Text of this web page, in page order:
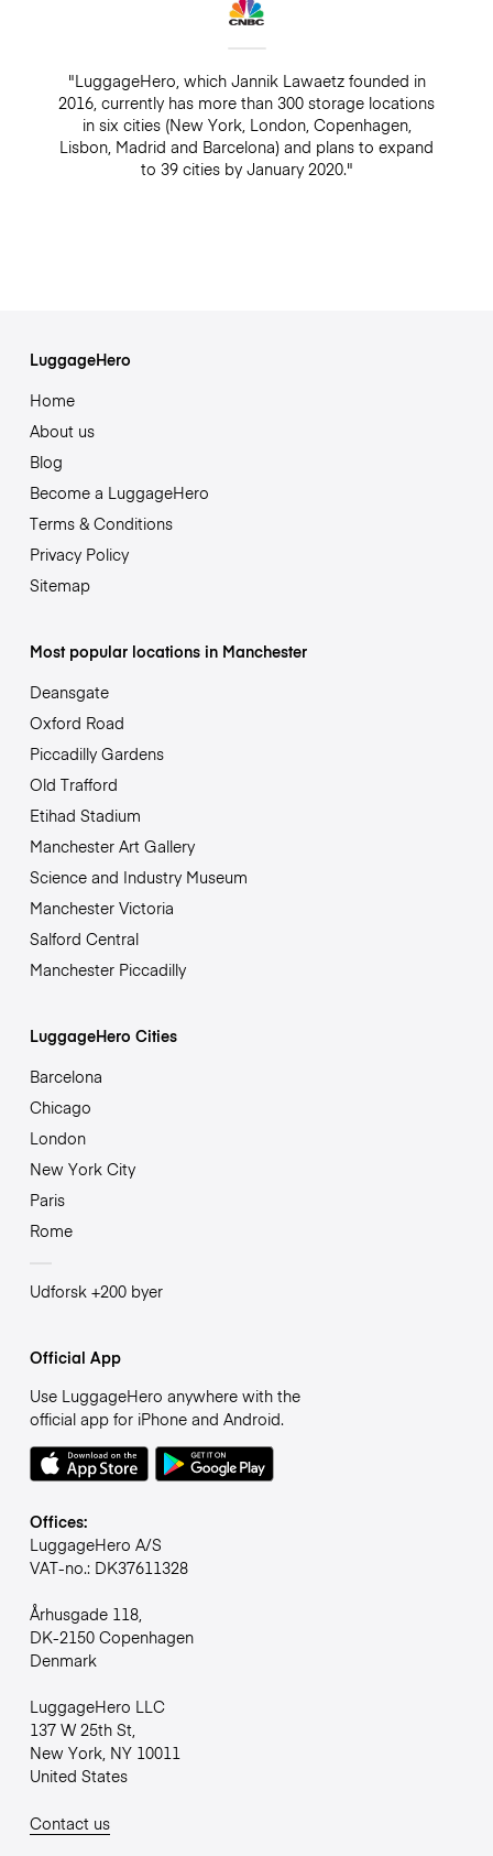
"LuggageHero, which Jannik Lawaetz founded in
2016, currently has more than 300 storage locations
in six cities (New York, London, Copenhagen,
Lisbon, Madrid and Barcelona) and plans to expand
to 39 cities by January 2020."
LuggageHero
Home
About us
Blog
Become a LuggageHero
Terms & Conditions
Privacy Policy
Sitemap
Most popular locations in Manchester
Deansgate
Oxford Road
Piccadilly Gardens
Old Trafford
Etihad Stadium
Manchester Art Gallery
Science and Industry Museum
Manchester Victoria
Salford Central
Manchester Piccadilly
LuggageHero Cities
Barcelona
Chicago
London
New York City
Paris
Rome
Udforsk +200 byer
Official App
Use LuggageHero anywhere with the
official app for iPhone and Android.
Offices:
LuggageHero A/S
VAT-no.: DK37611328
Århusgade 118,
DK-2150 Copenhagen
Denmark
LuggageHero LLC
137 W 25th St,
New York, NY 10011
United States
Contact us